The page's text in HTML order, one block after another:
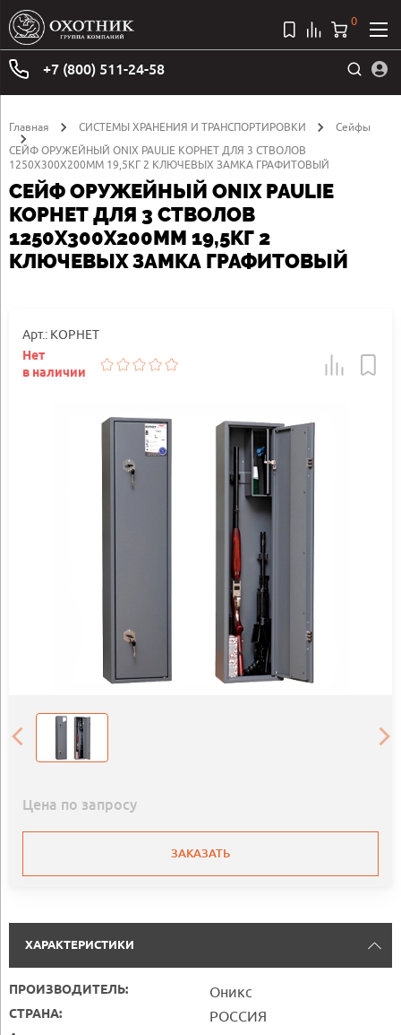
+7 (800) 511-24-58
0
Главная СИСТЕМЫ ХРАНЕНИЯ И ТРАНСПОРТИРОВКИ
Сейфы
СЕЙФ ОРУЖЕЙНЫЙ ONIX PAULIE КОРНЕТ ДЛЯ 3 СТВОЛОВ
1250Х300Х200ММ 19,5КГ 2 КЛЮЧЕВЫХ ЗАМКА ГРАФИТОВЫЙ
СЕЙФ ОРУЖЕЙНЫЙ ONIX PAULIE
КОРНЕТ ДЛЯ 3 СТВОЛОВ
1250Х300Х200ММ 19,5КГ 2
КЛЮЧЕВЫХ ЗАМКА ГРАФИТОВЫЙ
Арт.: КОРНЕТ
Нет
в наличии
Цена по запросу
ЗАКАЗАТЬ
ХАРАКТЕРИСТИКИ
ПРОИЗВОДИТЕЛЬ: Оникс
СТРАНА: РОССИЯ